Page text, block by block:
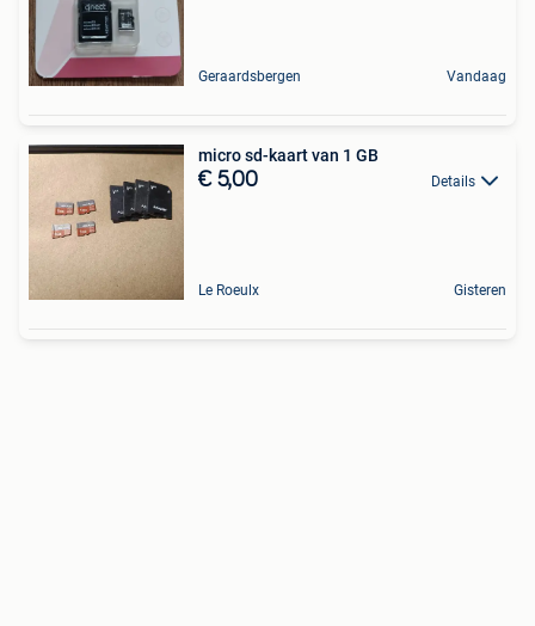
Geraardsbergen Vandaag
micro sd-kaart van 1 GB
€ 5,00 Details
Le Roeulx Gisteren